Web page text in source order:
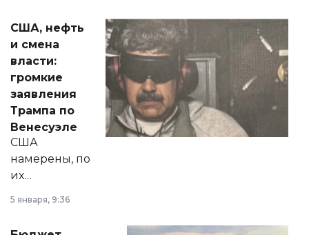
актуальных тем —
от слухов о
политических
реформах до
вопросов армии,
экономики и
личного здоровья.
США, нефть
и смена
власти:
громкие
заявления
Трампа по
Венесуэле
США
намерены, по
их
принести
5 января, 9:36